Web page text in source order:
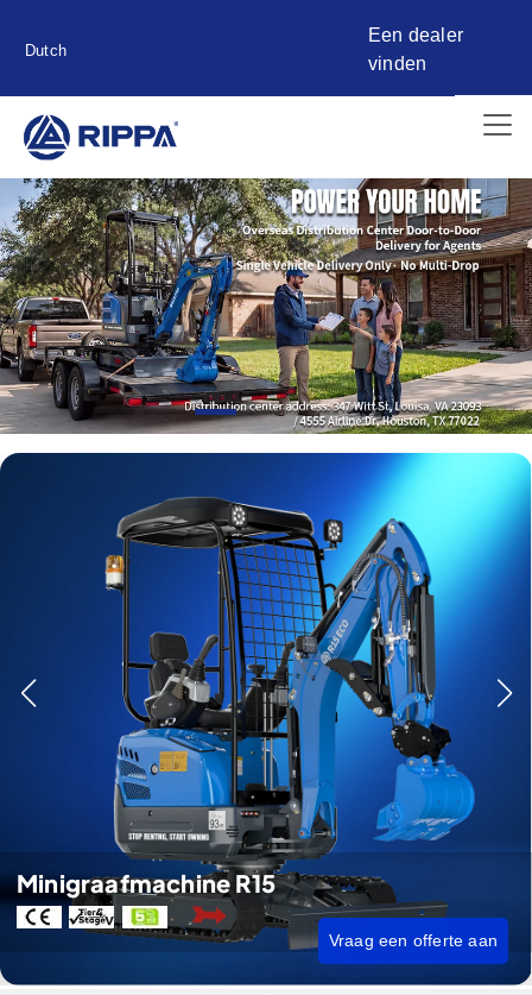
Dutch
Een dealer
vinden
Minigraafmachine R15
Vraag een offerte aan